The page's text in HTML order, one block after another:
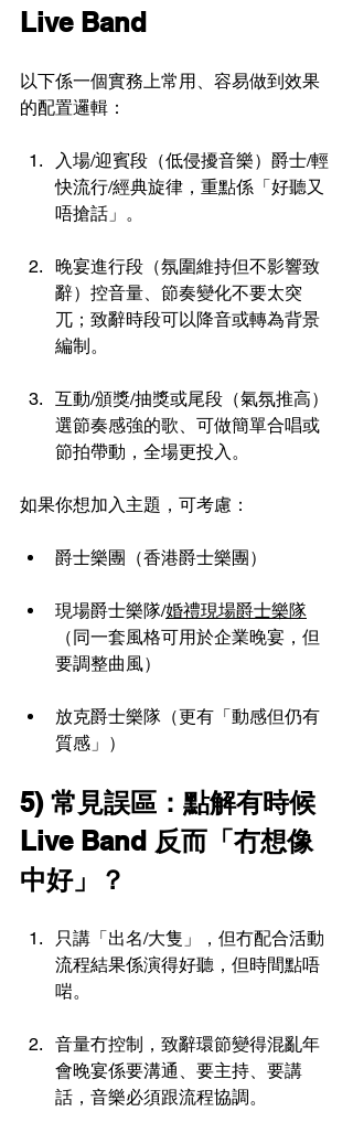
Live Band
以下係一個實務上常用、容易做到效果
的配置邏輯：
入場/迎賓段（低侵擾音樂）爵士/輕
快流行/經典旋律，重點係「好聽又
唔搶話」。
晚宴進行段（氛圍維持但不影響致
辭）控音量、節奏變化不要太突
兀；致辭時段可以降音或轉為背景
編制。
互動/頒獎/抽獎或尾段（氣氛推高）
選節奏感強的歌、可做簡單合唱或
節拍帶動，全場更投入。
如果你想加入主題，可考慮：
爵士樂團（香港爵士樂團）
現場爵士樂隊/婚禮現場爵士樂隊
（同一套風格可用於企業晚宴，但
要調整曲風）
放克爵士樂隊（更有「動感但仍有
質感」）
5) 常見誤區：點解有時候
Live Band 反而「冇想像
中好」？
只講「出名/大隻」，但冇配合活動
流程結果係演得好聽，但時間點唔
啱。
音量冇控制，致辭環節變得混亂年
會晚宴係要溝通、要主持、要講
話，音樂必須跟流程協調。